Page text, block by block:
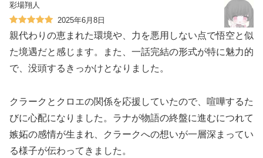
彩場翔人
2025年6月8日
親代わりの恵まれた環境や、力を悪用しない点で悟空と似
た境遇だと感じます。また、一話完結の形式が特に魅力的
で、没頭するきっかけとなりました。
クラークとクロエの関係を応援していたので、喧嘩するた
びに心配になりました。ラナが物語の終盤に進むにつれて
嫉妬の感情が生まれ、クラークへの想いが一層深まってい
る様子が伝わってきました。